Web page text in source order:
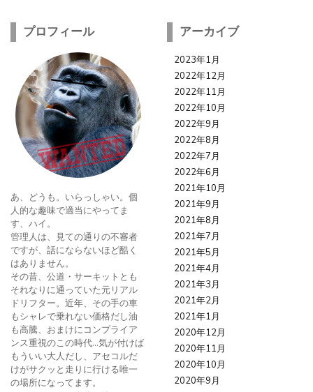
プロフィール
あ、どうも。いらっしゃい。個
人的な趣味で適当にやってま
す、ハイ。
管理人は、見ての通りの不審者
ですが、話にならないほど酷く
はありません。
その昔、公道・サーキットとも
それなりに通っていた元リアル
ドリフター。近年、その手の車
もシャレで乗れない価格だし油
も高騰、おまけにコンプライア
ンス重視のこの時代…気が付けば
もういい大人だし、アセコルだ
けがサクッと走りに行ける唯一
の場所になってます。
アーカイブ
2023年1月
2022年12月
2022年11月
2022年10月
2022年9月
2022年8月
2022年7月
2022年6月
2021年10月
2021年9月
2021年8月
2021年7月
2021年5月
2021年4月
2021年3月
2021年2月
2021年1月
2020年12月
2020年11月
2020年10月
2020年9月